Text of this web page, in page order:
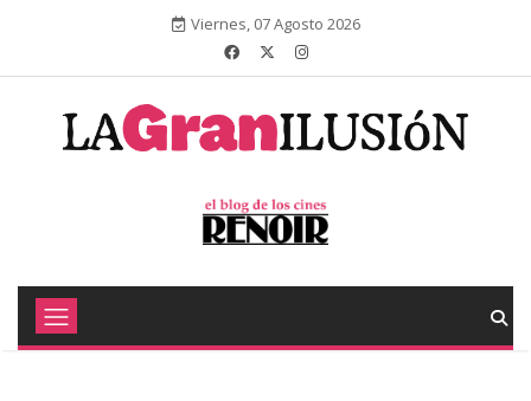
Viernes, 07 Agosto 2026